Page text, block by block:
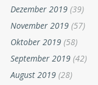
Dezember 2019 (39)
November 2019 (57)
Oktober 2019 (58)
September 2019 (42)
August 2019 (28)